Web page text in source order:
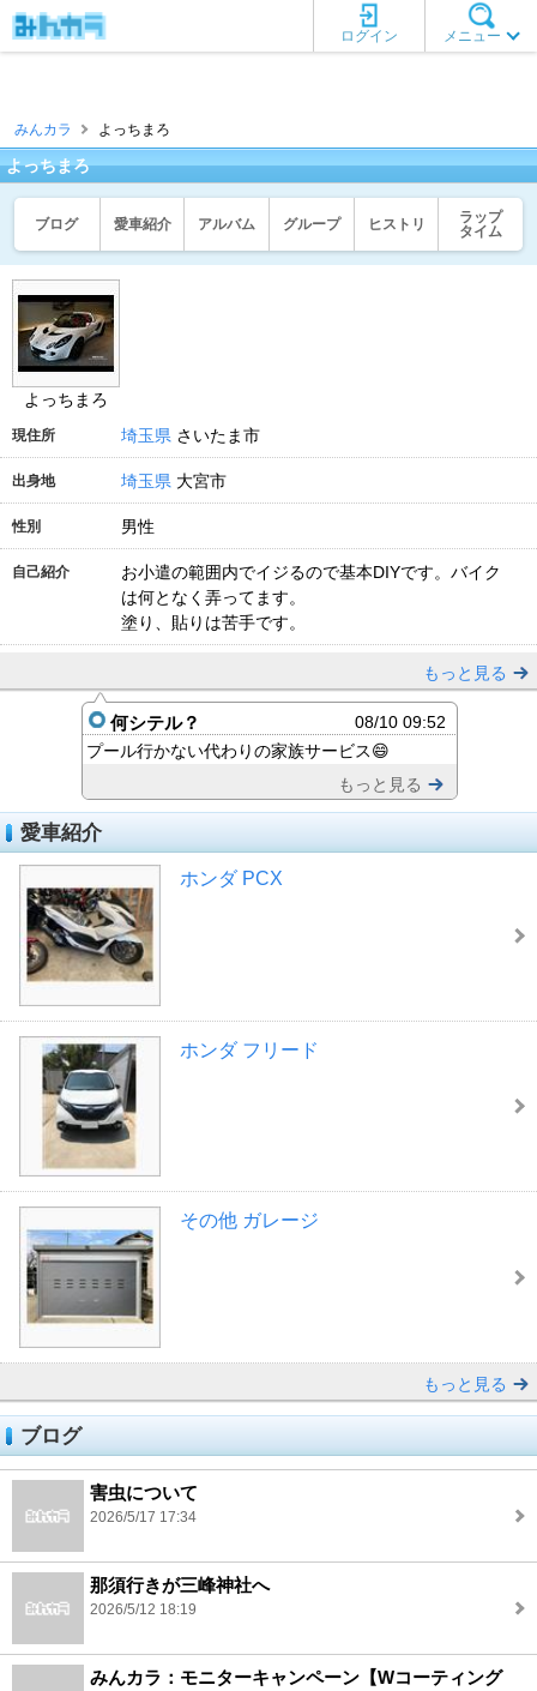
メニュー
ログイン
みんカラ よっちまろ
よっちまろ
ブログ 愛車紹介 アルバム グループ ヒストリ
ラップ
タイム
よっちまろ
現住所 埼玉県 さいたま市
出身地 埼玉県 大宮市
性別 男性
自己紹介
お小遣の範囲内でイジるので基本DIYです。バイク
は何となく弄ってます。
塗り、貼りは苦手です。
もっと見る
何シテル？
08/10 09:52
プール行かない代わりの家族サービス😄
もっと見る
愛車紹介
ホンダ PCX
ホンダ フリード
その他 ガレージ
もっと見る
ブログ
害虫について
2026/5/17 17:34
那須行きが三峰神社へ
2026/5/12 18:19
みんカラ：モニターキャンペーン【Wコーティング